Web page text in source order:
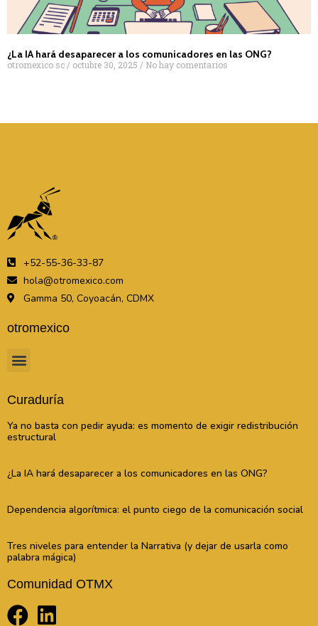
¿La IA hará desaparecer a los comunicadores en las ONG?
otromexico sc octubre 30, 2025 No hay comentarios
+52-55-36-33-87
hola@otromexico.com
Gamma 50, Coyoacán, CDMX
otromexico
Curaduría
Ya no basta con pedir ayuda: es momento de exigir redistribución
estructural
¿La IA hará desaparecer a los comunicadores en las ONG?
Dependencia algorítmica: el punto ciego de la comunicación social
Tres niveles para entender la Narrativa (y dejar de usarla como
palabra mágica)
Comunidad OTMX